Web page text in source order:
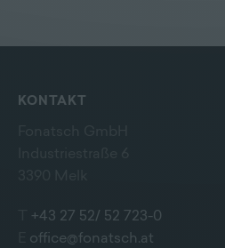
KONTAKT
+43 27 52/ 52 723-0
office@fonatsch.at